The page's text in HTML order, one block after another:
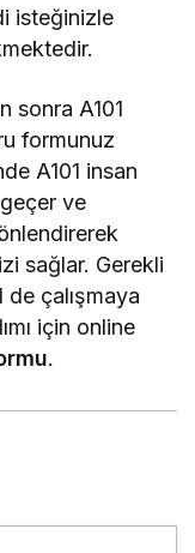
isteğinizle
sonra A101
formunuz
A101 insan
ve
sağlar. Gerekli
de çalışmaya
için online
.